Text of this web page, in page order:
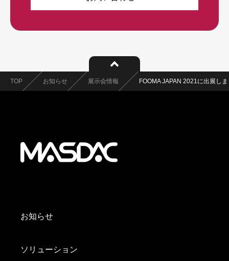
TOP お知らせ 展示会情報 FOOMA JAPAN 2021に出展し
お知らせ
ソリューション